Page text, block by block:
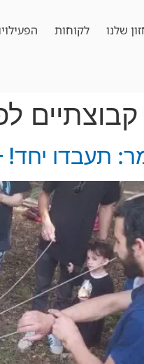
שלנו לקוחות
תעבדו יחד! –